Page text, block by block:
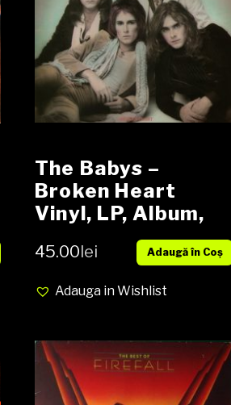
The Babys –
Broken Heart
Vinyl, LP, Album,
Reissue media EX
cover VG
45.00lei Adaugă în Coș
Adauga in Wishlist